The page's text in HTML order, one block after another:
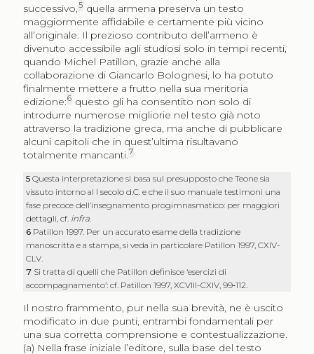
successivo,5 quella armena preserva un testo
maggiormente affidabile e certamente più vicino
all’originale. Il prezioso contributo dell’armeno è
divenuto accessibile agli studiosi solo in tempi recenti,
quando Michel Patillon, grazie anche alla
collaborazione di Giancarlo Bolognesi, lo ha potuto
finalmente mettere a frutto nella sua meritoria
edizione:6 questo gli ha consentito non solo di
introdurre numerose migliorie nel testo già noto
attraverso la tradizione greca, ma anche di pubblicare
alcuni capitoli che in quest’ultima risultavano
totalmente mancanti.7
5Questa interpretazione si basa sul presupposto che Teone sia
vissuto intorno al I secolo d.C. e che il suo manuale testimoni una
fase precoce dell’insegnamento progimnasmatico: per maggiori
dettagli, cf. infra
6 Patillon 1997. Per un accurato esame della tradizione
manoscritta e a stampa, si veda in particolare Patillon 1997, CXIV-
CLV.
7 Si tratta di quelli che Patillon definisce ‘esercizi di
accompagnamento’: cf. Patillon 1997, XCVIII-CXIV, 99‑112.
Il nostro frammento, pur nella sua brevità, ne è uscito
modificato in due punti, entrambi fondamentali per
una sua corretta comprensione e contestualizzazione.
(a) Nella frase iniziale l’editore, sulla base del testo